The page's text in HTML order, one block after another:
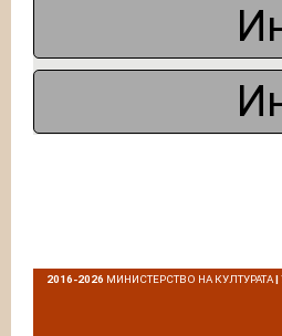
2016-2026 МИНИСТЕРСТВО НА КУЛТУРАТА|